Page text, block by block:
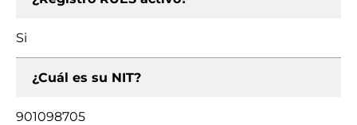
Si
¿Cuál es su NIT?
901098705